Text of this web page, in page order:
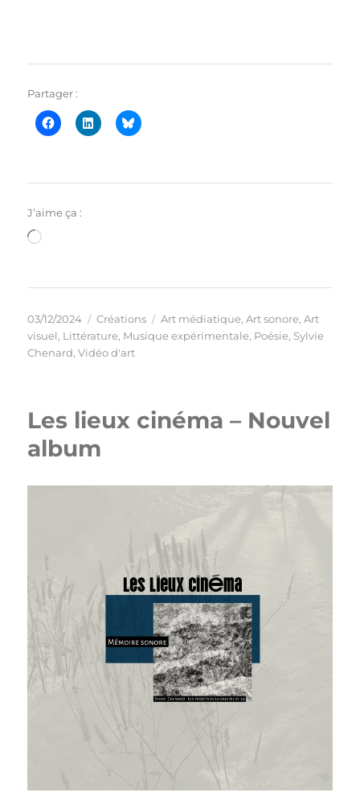
Partager :
J’aime ça :
Chargement…
Publié
le
03/12/2024 Catégories
Créations Étiquettes
Art médiatique,Art sonore,Art
visuel, Littérature, Musique expérimentale, Poésie, Sylvie
Chenard,Vidéo d'art
Les lieux cinéma – Nouvel
album